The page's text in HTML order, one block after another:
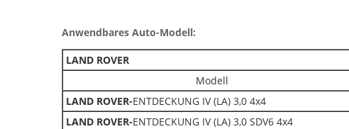
Anwendbares Auto-Modell:
LAND ROVER
Modell
LAND ROVER-ENTDECKUNG IV (LA) 3,0 4x4
LAND ROVER-ENTDECKUNG IV (LA) 3,0 SDV6 4x4